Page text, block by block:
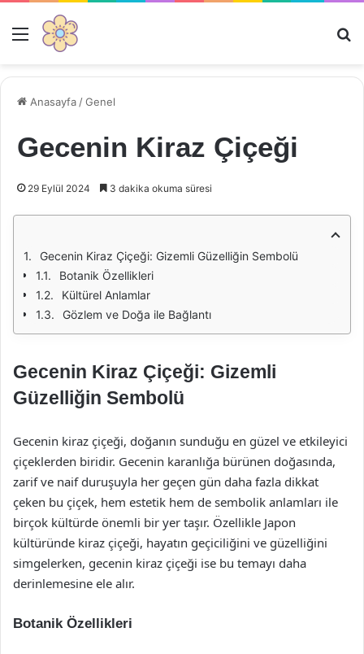
Menü
Anasayfa /Genel
Gecenin Kiraz Çiçeği
29 Eylül 2024 3 dakika okuma süresi
Gecenin Kiraz Çiçeği: Gizemli Güzelliğin Sembolü
Botanik Özellikleri
Kültürel Anlamlar
Gözlem ve Doğa ile Bağlantı
Gecenin Kiraz Çiçeği: Gizemli
Güzelliğin Sembolü
Gecenin kiraz çiçeği, doğanın sunduğu en güzel ve etkileyici
çiçeklerden biridir. Gecenin karanlığa bürünen doğasında,
zarif ve naif duruşuyla her geçen gün daha fazla dikkat
çeken bu çiçek, hem estetik hem de sembolik anlamları ile
birçok kültürde önemli bir yer taşır. Özellikle Japon
kültüründe kiraz çiçeği, hayatın geçiciliğini ve güzelliğini
simgelerken, gecenin kiraz çiçeği ise bu temayı daha
derinlemesine ele alır.
Botanik Özellikleri